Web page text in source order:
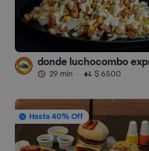
29 min · $ 6500
Hasta 40% Off